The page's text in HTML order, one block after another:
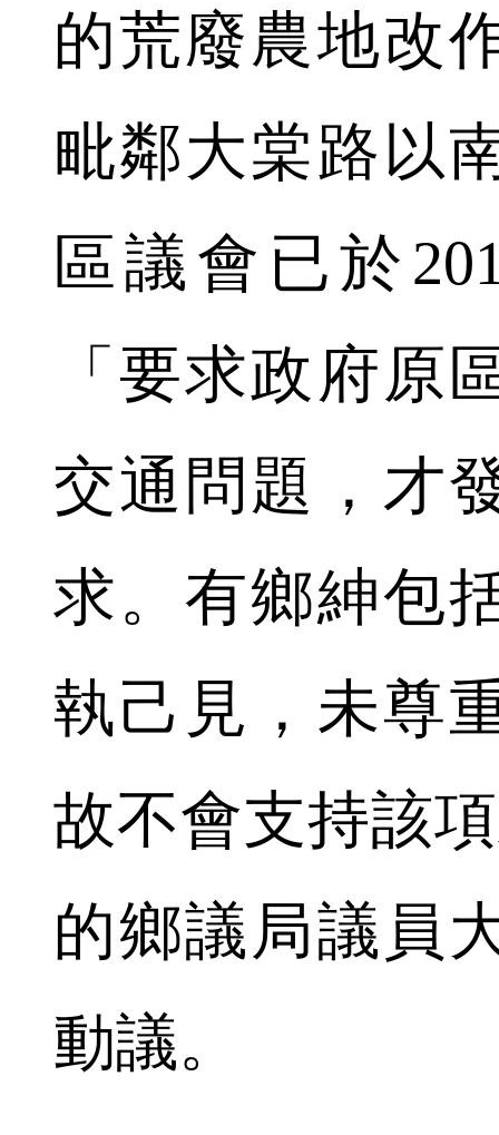
的荒廢農地改
毗鄰大棠路以
區議會已於
「要求政府原
交通問題，才
求。有鄉紳包
執己見，未尊
故不會支持該
的鄉議局議員
動議。